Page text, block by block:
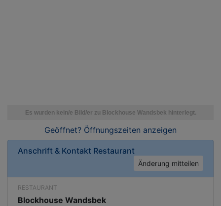
Geöffnet? Öffnungszeiten anzeigen
Anschrift & Kontakt Restaurant
Änderung mitteilen
RESTAURANT
Blockhouse Wandsbek